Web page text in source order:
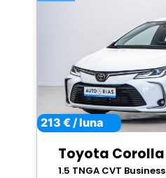
213 € / luna
Toyota Corolla
1.5 TNGA CVT Business